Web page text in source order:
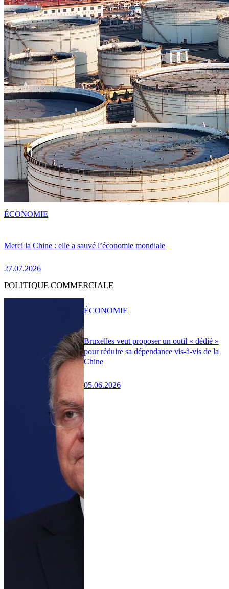
Merci la Chine : elle a sauvé l’économie mondiale
27.07.2026
ÉCONOMIE
POLITIQUE COMMERCIALE
Bruxelles veut proposer un outil « dédié »
pour réduire sa dépendance vis-à-vis de la
Chine
05.06.2026
ÉCONOMIE